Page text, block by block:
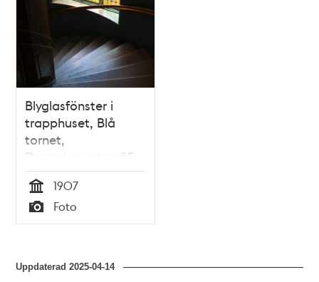
Blyglasfönster i
trapphuset, Blå
tornet,
Drottninggatan 85.
Tid
1907
Typ
Foto
Uppdaterad2025-04-14